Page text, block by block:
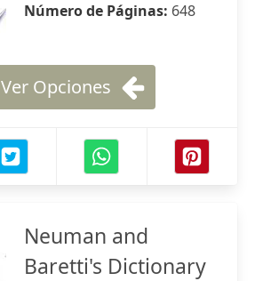
Número de Páginas: 648
Ver Opciones
Neuman and
Baretti's Dictionary